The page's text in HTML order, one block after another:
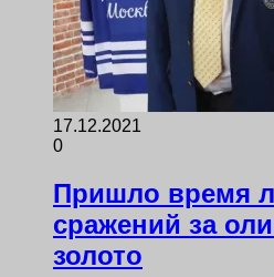
17.12.2021
0
Пришло время
сражений за
золото